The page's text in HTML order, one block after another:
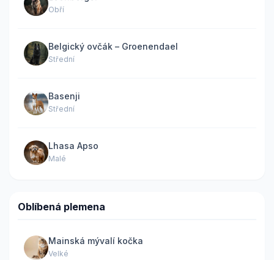
Obří
Belgický ovčák – Groenendael
Střední
Basenji
Střední
Lhasa Apso
Malé
Oblíbená plemena
Mainská mývalí kočka
Velké